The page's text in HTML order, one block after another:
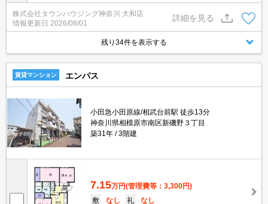
株式会社タウンハウジング神奈川 大和店
情報更新日 2026/08/01
詳細を見る
残り34件を表示する
賃貸マンション エンパス
小田急小田原線/相武台前駅 徒歩13分
神奈川県相模原市南区新磯野３丁目
築31年
3階建
7.15万円(管理費等：3,300円)
敷
なし 礼
なし